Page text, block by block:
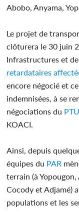
Abobo, Anyama,
Le projet de
clôturera le 30 juin
Infrastructures et
retardataires
encore négocié et
indemnisées, à se
négociations du
KOACI.
Ainsi, depuis
équipes du PAR
terrain (à
Cocody et Adjamé)
populations et les